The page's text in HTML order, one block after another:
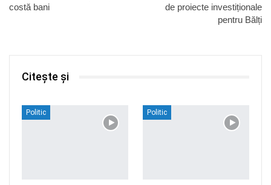
costă bani
de proiecte investiționale
pentru Bălți
Citește și
Politic Politic